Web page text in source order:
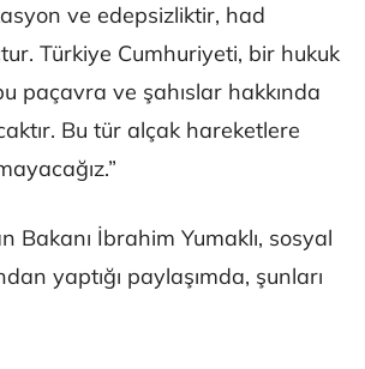
ve edepsizliktir, had
Türkiye Cumhuriyeti, bir hukuk
paçavra ve şahıslar hakkında
Bu tür alçak hareketlere
Bakanı İbrahim Yumaklı, sosyal
yaptığı paylaşımda, şunları